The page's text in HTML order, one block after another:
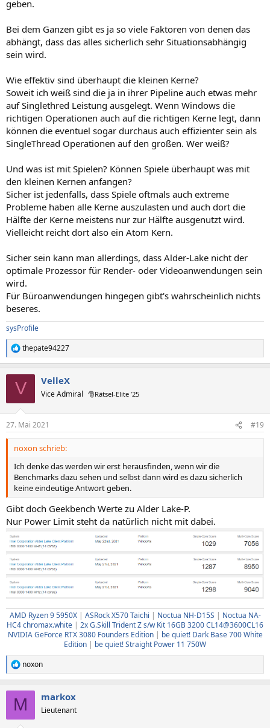
geben.
Bei dem Ganzen gibt es ja so viele Faktoren von denen das
abhängt, dass das alles sicherlich sehr Situationsabhängig
sein wird.
Wie effektiv sind überhaupt die kleinen Kerne?
Soweit ich weiß sind die ja in ihrer Pipeline auch etwas mehr
auf Singlethred Leistung ausgelegt. Wenn Windows die
richtigen Operationen auch auf die richtigen Kerne legt, dann
können die eventuel sogar durchaus auch effizienter sein als
SingleThread Operationen auf den großen. Wer weiß?
Und was ist mit Spielen? Können Spiele überhaupt was mit
den kleinen Kernen anfangen?
Sicher ist jedenfalls, dass Spiele oftmals auch extreme
Probleme haben alle Kerne auszulasten und auch dort die
Hälfte der Kerne meistens nur zur Hälfte ausgenutzt wird.
Vielleicht reicht dort also ein Atom Kern.
Sicher sein kann man allerdings, dass Alder-Lake nicht der
optimale Prozessor für Render- oder Videoanwendungen sein
wird.
Für Büroanwendungen hingegen gibt's wahrscheinlich nichts
beseres.
sysProfile
R
e
e
n
thepate94227
V VelleX
Vice Admiral 🎅Rätsel-Elite ’25
27. Mai 2021 #19
noxon schrieb:
Ich denke das werden wir erst herausfinden, wenn wir die
Benchmarks dazu sehen und selbst dann wird es dazu sicherlich
keine eindeutige Antwort geben.
Gibt doch Geekbench Werte zu Alder Lake-P.
Nur Power Limit steht da natürlich nicht mit dabei.
AMD Ryzen 9 5950X| ASRock X570 Taichi | Noctua NH-D15S | Noctua NA-
HC4 chromax.white | 2x G.Skill Trident Z s/w Kit 16GB 3200 CL14@3600CL16
NVIDIA GeForce RTX 3080 Founders Edition| be quiet! Dark Base 700 White
Edition | be quiet! Straight Power 11 750W
R
e
noxon
M markox
Lieutenant